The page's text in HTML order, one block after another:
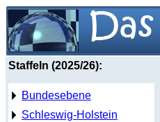
Staffeln (2025/26):
Bundesebene
Schleswig-Holstein